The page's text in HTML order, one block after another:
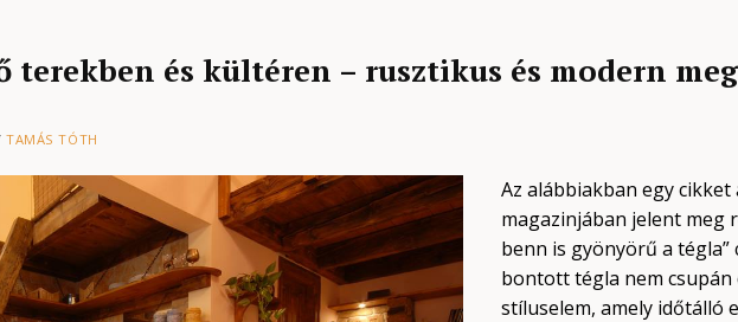
terekben és kültéren – rusztikus és modern
TAMÁS TÓTH
Az alábbiakban egy cikket
magazinjában jelent meg
benn is gyönyörű a
bontott tégla nem csupán
stíluselem, amely időtálló